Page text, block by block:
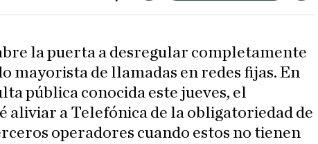
la puerta a desregular completamente
mayorista de llamadas en redes fijas. En
pública conocida este jueves, el
aliviar a Telefónica de la obligatoriedad de
operadores cuando estos no tienen